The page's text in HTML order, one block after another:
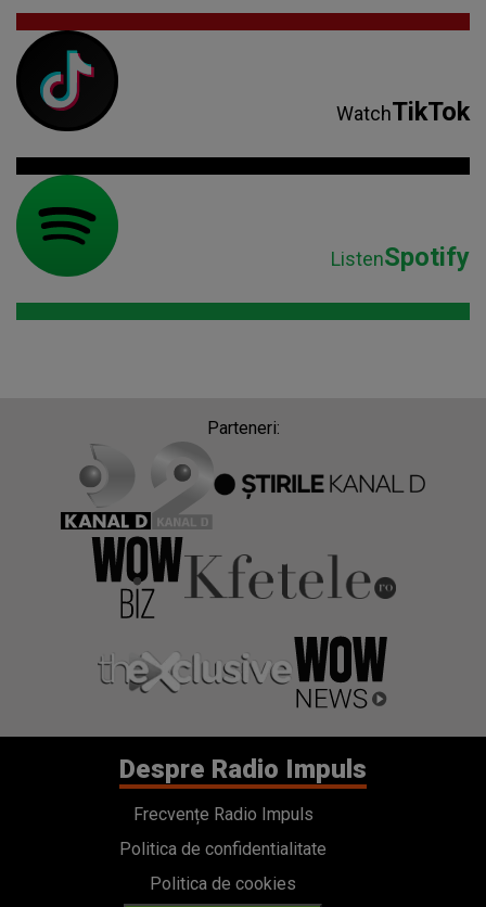
WatchTikTok
ListenSpotify
Parteneri:
Despre Radio Impuls
Frecvențe Radio Impuls
Politica de confidentialitate
Politica de cookies